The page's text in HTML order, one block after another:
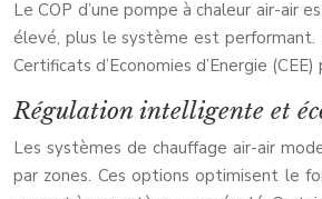
Le COP d’une pompe à chaleur air-air
élevé, plus le système est performant.
Certificats d’Economies d’Energie
Régulation intelligente et
Les systèmes de chauffage air-air
par zones. Ces options optimisent le